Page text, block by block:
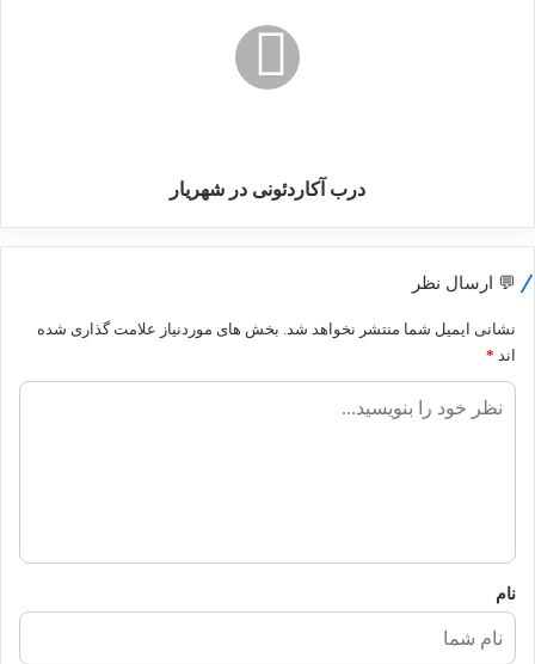
درب آکاردئونی در شهریار
💬 ارسال نظر
نشانی ایمیل شما منتشر نخواهد شد. بخش های موردنیاز علامت گذاری شده
اند *
نام